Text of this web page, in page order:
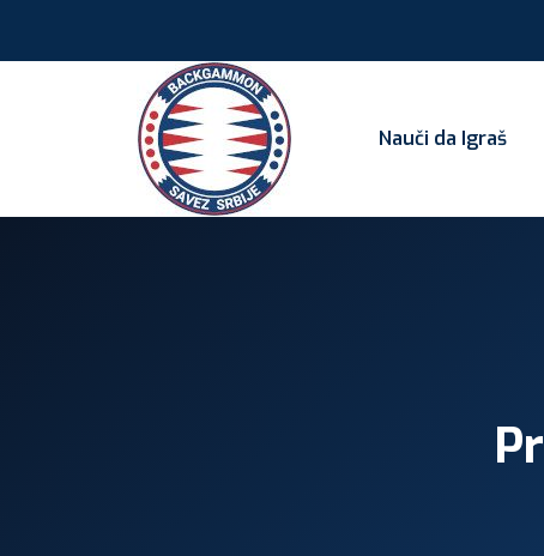
Nauči da Igraš